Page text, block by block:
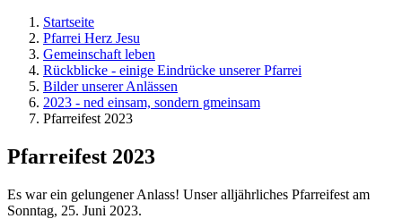
Startseite
Pfarrei Herz Jesu
Gemeinschaft leben
Rückblicke - einige Eindrücke unserer Pfarrei
Bilder unserer Anlässen
2023 - ned einsam, sondern gmeinsam
Pfarreifest 2023
Pfarreifest 2023
Es war ein gelungener Anlass! Unser alljährliches Pfarreifest am
Sonntag, 25. Juni 2023.